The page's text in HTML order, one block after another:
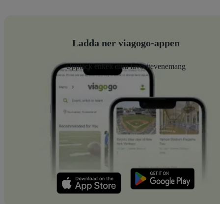
Ladda ner viagogo-appen
Upptäck enkelt dina favoritevenemang